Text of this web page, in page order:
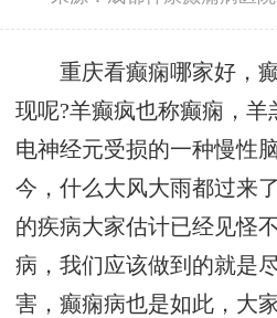
重庆看癫痫哪家好，癫
现呢?羊癫疯也称癫痫，
电神经元受损的一种慢性
今，什么大风大雨都过来
的疾病大家估计已经见怪
病，我们应该做到的就是
害，癫痫病也是如此，大